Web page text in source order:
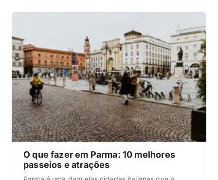
tranquilo e (claro) muita comida boa. Quando a […]
O que fazer em Parma: 10 melhores
passeios e atrações